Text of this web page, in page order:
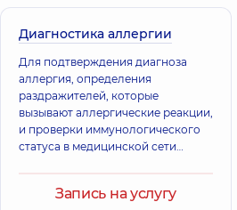
Диагностика аллергии
Для подтверждения диагноза
аллергия, определения
раздражителей, которые
вызывают аллергические реакции,
и проверки иммунологического
статуса в медицинской сети
лабораторной и функциональной
Запись на услугу